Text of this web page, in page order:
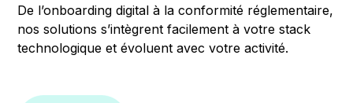
De l’onboarding digital à la conformité réglementaire,
nos solutions s’intègrent facilement à votre stack
technologique et évoluent avec votre activité.